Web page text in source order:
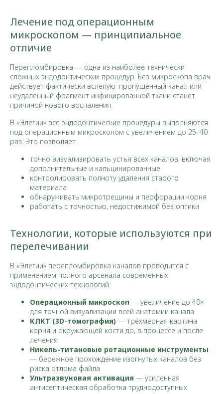
Лечение под операционным
микроскопом — принципиальное
отличие
Перепломбировка — одна из наиболее технически
сложных эндодонтических процедур. Без микроскопа врач
действует фактически вслепую: пропущенный канал или
неудалённый фрагмент инфицированной ткани станет
причиной нового воспаления.
В «Элегии» все эндодонтические процедуры выполняются
под операционным микроскопом с увеличением до 25–40
раз. Это позволяет:
точно визуализировать устья всех каналов, включая
дополнительные и кальцинированные
контролировать полноту удаления старого
материала
обнаруживать микротрещины и перфорации корня
работать с точностью, недостижимой без оптики
Технологии, которые используются при
перелечивании
В «Элегии» перепломбировка каналов проводится с
применением полного арсенала современных
эндодонтических технологий:
Операционный микроскоп — увеличение до 40×
для точной визуализации всей анатомии канала
КЛКТ (3D-томография) — трёхмерная картина
корня и окружающей кости до, в процессе и после
лечения
Никель-титановые ротационные инструменты
— бережное прохождение изогнутых каналов без
риска отлома файла
Ультразвуковая активация — усиленная
антисептическая обработка труднодоступных